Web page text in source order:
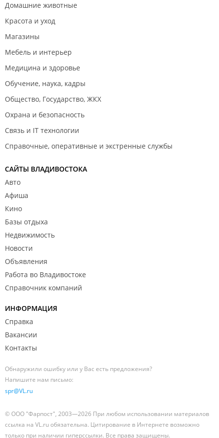
Домашние животные
Красота и уход
Магазины
Мебель и интерьер
Медицина и здоровье
Обучение, наука, кадры
Общество, Государство, ЖКХ
Охрана и безопасность
Связь и IT технологии
Справочные, оперативные и экстренные службы
САЙТЫ ВЛАДИВОСТОКА
Авто
Афиша
Кино
Базы отдыха
Недвижимость
Новости
Объявления
Работа во Владивостоке
Справочник компаний
ИНФОРМАЦИЯ
Справка
Вакансии
Контакты
Обнаружили ошибку или у Вас есть предложения?
Напишите нам письмо:
spr@VL.ru
© ООО "Фарпост", 2003—2026 При любом использовании материалов
ссылка на VL.ru обязательна. Цитирование в Интернете возможно
только при наличии гиперссылки. Все права защищены.